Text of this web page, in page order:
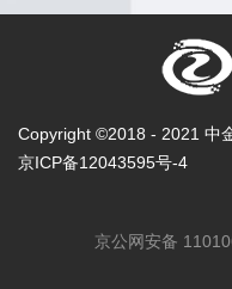
Copyright ©2018 - 2021 中
京ICP备12043595号-4
京公网安备